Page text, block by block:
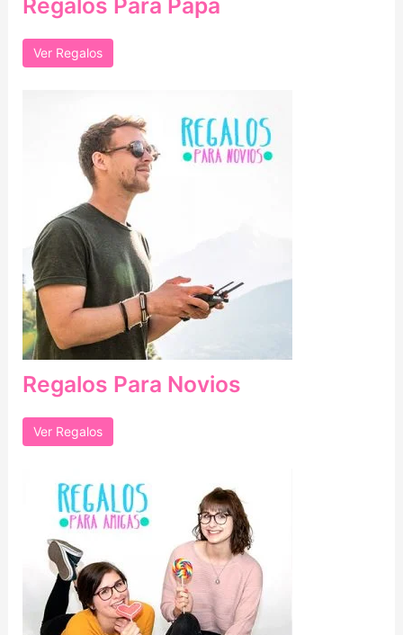
Ver Regalos
Regalos Para Novios
Ver Regalos